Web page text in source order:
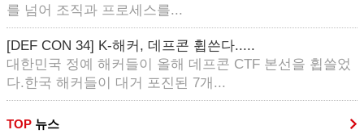
를 넘어 조직과 프로세스를...
[DEF CON 34] K-해커, 데프콘 휩쓴다.....
대한민국 정예 해커들이 올해 데프콘 CTF 본선을 휩쓸었
다.한국 해커들이 대거 포진된 7개...
TOP 뉴스